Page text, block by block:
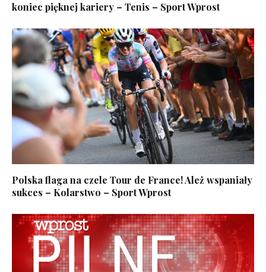
koniec pięknej kariery – Tenis – Sport Wprost
Polska flaga na czele Tour de France! Ależ wspaniały
sukces – Kolarstwo – Sport Wprost